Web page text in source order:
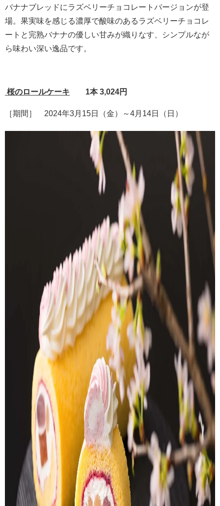
バナナブレッドにラズベリーチョコレートバージョンが登
場。果実味を感じる濃厚で酸味のあるラズベリーチョコレ
ートと完熟バナナの優しい甘みが織りなす、シンプルなが
ら味わい深い逸品です。
桜のロールケーキ 1本 3,024円
［期間］ 2024年3月15日（金）～4月14日（日）